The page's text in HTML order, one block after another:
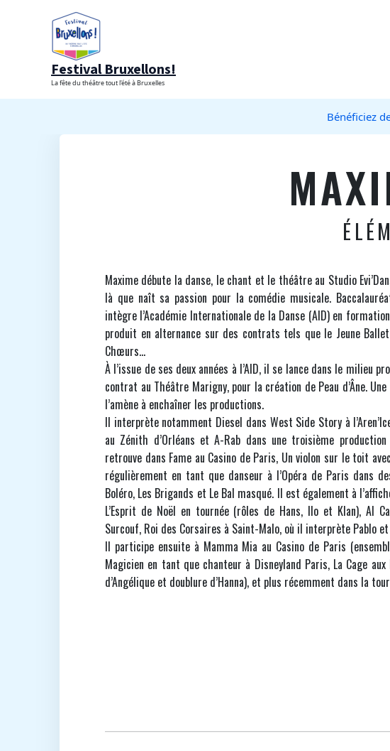
Festival Bruxellons!
La fête du théâtre tout l'été à Bruxelles
Bénéficiez
Maxime débute la danse, le chant et le théâtre au Studio
là que naît sa passion pour la comédie musicale.
intègre l’Académie Internationale de la Danse (AID) en
produit en alternance sur des contrats tels que le Jeune
Chœurs…
À l’issue de ses deux années à l’AID, il se lance dans le milieu
contrat au Théâtre Marigny, pour la création de Peau d’Âne.
l’amène à enchaîner les productions.
Il interprète notamment Diesel dans West Side Story à
au Zénith d’Orléans et A-Rab dans une troisième
retrouve dans Fame au Casino de Paris, Un violon sur le toit
régulièrement en tant que danseur à l’Opéra de Paris dans
Boléro, Les Brigands et Le Bal masqué. Il est également à
L’Esprit de Noël en tournée (rôles de Hans, Ilo et Klan), Al
Surcouf, Roi des Corsaires à Saint-Malo, où il interprète Pablo
Il participe ensuite à Mamma Mia au Casino de Paris
Magicien en tant que chanteur à Disneyland Paris, La Cage
d’Angélique et doublure d’Hanna), et plus récemment dans la